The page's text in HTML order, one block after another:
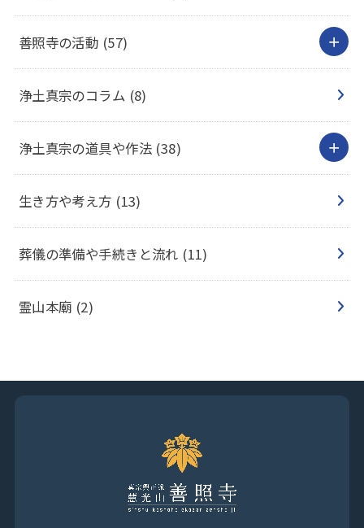
善照寺の活動 (57)
浄土真宗のコラム (8)
浄土真宗の道具や作法 (38)
生き方や考え方 (13)
葬儀の準備や手続きと流れ (11)
霊山本廟 (2)